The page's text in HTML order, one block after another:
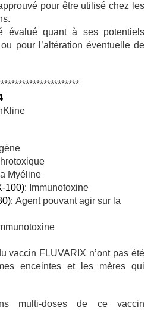
pour être utilisé chez les
évalué quant à ses potentiels
pour l’altération éventuelle de
Myéline
100): Immunotoxine
Agent pouvant agir sur la
vaccin FLUVARIX n’ont pas été
enceintes et les mères qui
multi-doses de ce vaccin